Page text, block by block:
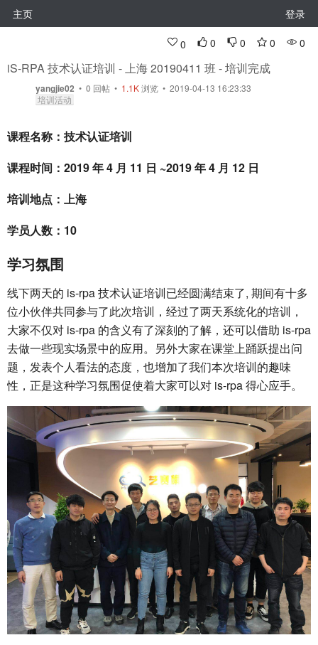
主页 登录
0 0 0 0 0
iS-RPA 技术认证培训 - 上海 20190411 班 - 培训完成
yangjie02 • 0 回帖 • 1.1K浏览 • 2019-04-13 16:23:33
培训活动
课程名称：技术认证培训
课程时间：2019 年 4 月 11 日 ~2019 年 4 月 12 日
培训地点：上海
学员人数：10
学习氛围
线下两天的 is-rpa 技术认证培训已经圆满结束了, 期间有十多
位小伙伴共同参与了此次培训，经过了两天系统化的培训，
大家不仅对 is-rpa 的含义有了深刻的了解，还可以借助 is-rpa
去做一些现实场景中的应用。另外大家在课堂上踊跃提出问
题，发表个人看法的态度，也增加了我们本次培训的趣味
性，正是这种学习氛围促使着大家可以对 is-rpa 得心应手。